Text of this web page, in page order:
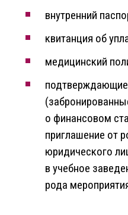
внутренний
квитанция об
медицинский
о финансовом
приглашение от
юридического
в учебное
рода